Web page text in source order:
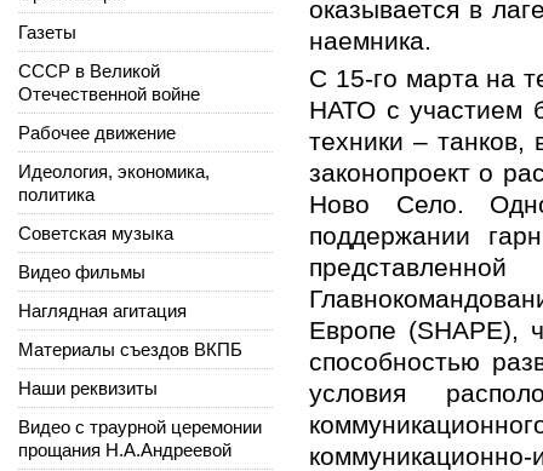
оказывается в
наемника.
С 15-го марта на
НАТО с участием
техники – танков,
законопроект о
Ново Село.
поддержании
Европе (SHAPE),
способностью
условия
Газеты
СССР в Великой
Отечественной войне
Рабочее движение
Идеология, экономика,
политика
Советская музыка
Видео фильмы
Наглядная агитация
Материалы съездов ВКПБ
Наши реквизиты
Видео с траурной церемонии
прощания Н.А.Андреевой